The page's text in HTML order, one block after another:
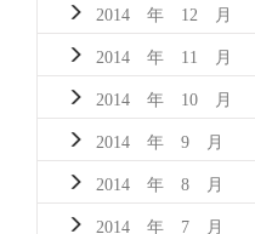
2014 年 12 月
2014 年 11 月
2014 年 10 月
2014 年 9 月
2014 年 8 月
2014 年 7 月